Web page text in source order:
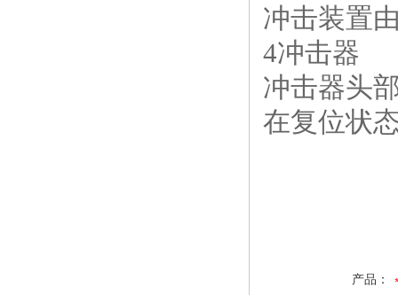
冲击装置
4冲击器
冲击器头
在复位状
产品：